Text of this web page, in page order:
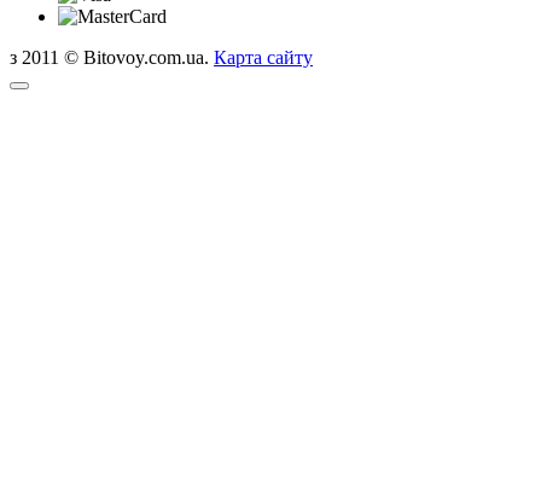
з 2011 © Bitovoy.com.ua. Карта сайту